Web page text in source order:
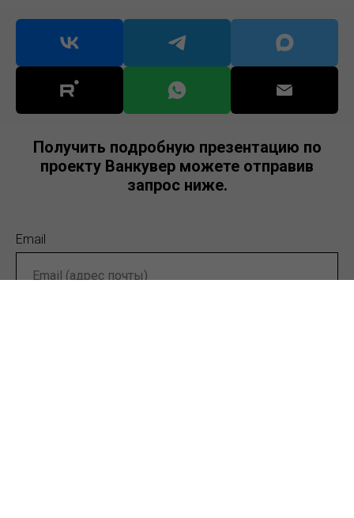
Получить подробную презентацию по
проекту Ванкувер можете отправив
запрос ниже.
Email